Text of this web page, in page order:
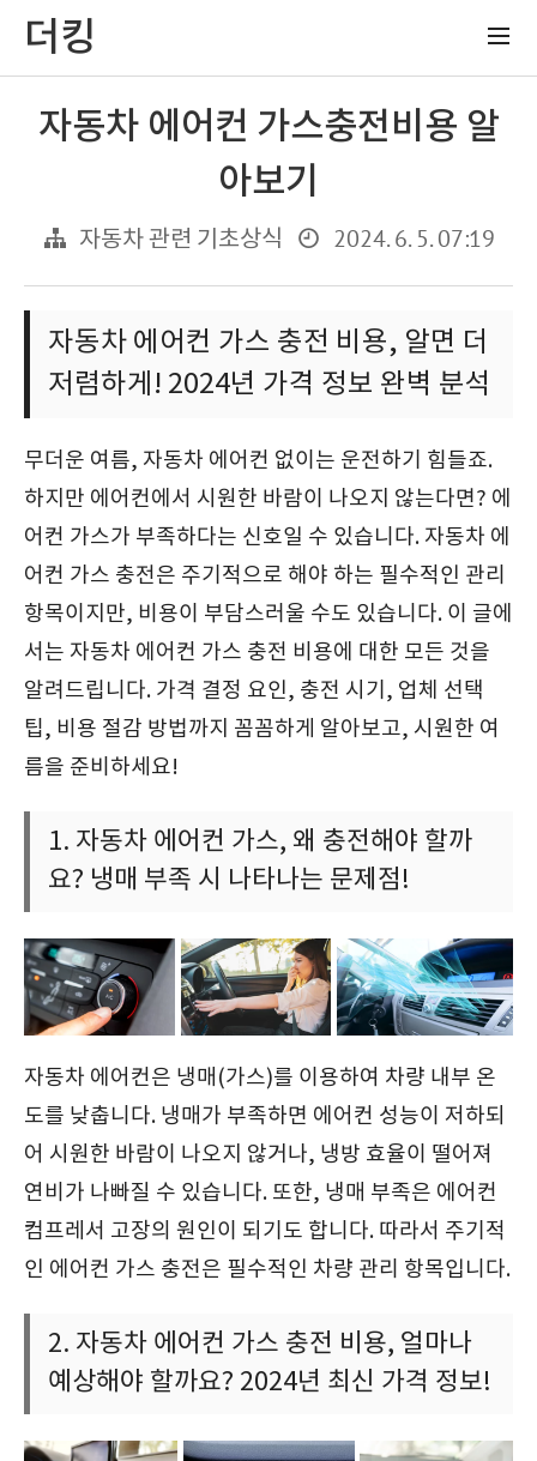
더킹
자동차 에어컨 가스충전비용 알
아보기
자동차 관련 기초상식 2024. 6. 5. 07:19
자동차 에어컨 가스 충전 비용, 알면 더
저렴하게! 2024년 가격 정보 완벽 분석
무더운 여름, 자동차 에어컨 없이는 운전하기 힘들죠.
하지만 에어컨에서 시원한 바람이 나오지 않는다면? 에
어컨 가스가 부족하다는 신호일 수 있습니다. 자동차 에
어컨 가스 충전은 주기적으로 해야 하는 필수적인 관리
항목이지만, 비용이 부담스러울 수도 있습니다. 이 글에
서는 자동차 에어컨 가스 충전 비용에 대한 모든 것을
알려드립니다. 가격 결정 요인, 충전 시기, 업체 선택
팁, 비용 절감 방법까지 꼼꼼하게 알아보고, 시원한 여
름을 준비하세요!
1. 자동차 에어컨 가스, 왜 충전해야 할까
요? 냉매 부족 시 나타나는 문제점!
자동차 에어컨은 냉매(가스)를 이용하여 차량 내부 온
도를 낮춥니다. 냉매가 부족하면 에어컨 성능이 저하되
어 시원한 바람이 나오지 않거나, 냉방 효율이 떨어져
연비가 나빠질 수 있습니다. 또한, 냉매 부족은 에어컨
컴프레서 고장의 원인이 되기도 합니다. 따라서 주기적
인 에어컨 가스 충전은 필수적인 차량 관리 항목입니다.
2. 자동차 에어컨 가스 충전 비용, 얼마나
예상해야 할까요? 2024년 최신 가격 정보!